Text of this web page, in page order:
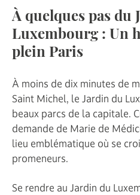
À quelques pas du
Luxembourg : Un
plein Paris
À moins de dix minutes de
Saint Michel, le Jardin du
beaux parcs de la capitale.
demande de Marie de
lieu emblématique où se
promeneurs.
Se rendre au Jardin du